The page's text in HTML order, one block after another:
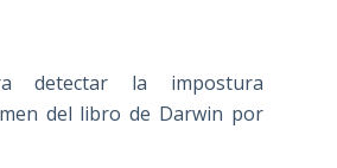
detectar la impostura
del libro de Darwin por